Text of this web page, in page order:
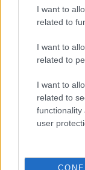
I want to
related to
I want to
related to
I want to
related to
functionality
user
Sok volt az
kapott, más
A Szolnok megyei
további
Csendélet 5.0:
állapotban levő
élhető város
Pénteken újra
Országgyűlés